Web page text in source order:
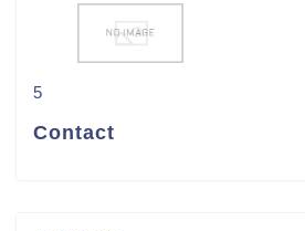
5
Contact